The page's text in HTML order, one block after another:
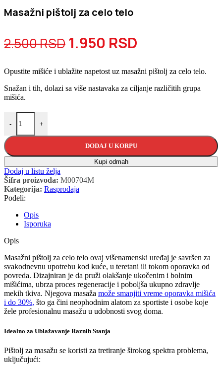
Masažni pištolj za celo telo
2.500RSD Originalna
je
1.950 RSD
je:
Opustite mišiće i ublažite napetost uz masažni pištolj za celo telo.
Snažan i tih, dolazi sa više nastavaka za ciljanje različitih grupa
mišića.
-
Masažni pištolj za celo telo količina
+
DODAJ U KORPU
Kupi odmah
Dodaj u listu želja
Šifra proizvoda: M00704M
Kategorija: Rasprodaja
Podeli:
Opis
Isporuka
Opis
Masažni pištolj za celo telo ovaj višenamenski uređaj je savršen za
svakodnevnu upotrebu kod kuće, u teretani ili tokom oporavka od
povreda. Dizajniran je da pruži olakšanje ukočenim i bolnim
mišićima, ubrza proces regeneracije i poboljša ukupno zdravlje
mekih tkiva. Njegova masaža može smanjiti vreme oporavka mišića
i do 30%, što ga čini neophodnim alatom za sportiste i osobe koje
žele profesionalnu masažu u udobnosti svog doma.
Idealno za Ublažavanje Raznih Stanja
Pištolj za masažu se koristi za tretiranje širokog spektra problema,
uključujući: